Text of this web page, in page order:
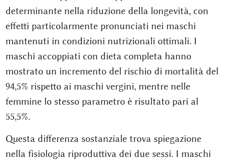
determinante nella riduzione della longevità, con
effetti particolarmente pronunciati nei maschi
mantenuti in condizioni nutrizionali ottimali. I
maschi accoppiati con dieta completa hanno
mostrato un incremento del rischio di mortalità del
94,5% rispetto ai maschi vergini, mentre nelle
femmine lo stesso parametro è risultato pari al
55,5%.
Questa differenza sostanziale trova spiegazione
nella fisiologia riproduttiva dei due sessi. I maschi